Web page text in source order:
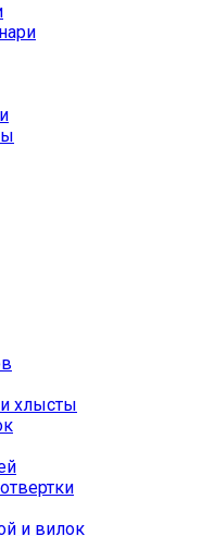
хлысты
и вилок